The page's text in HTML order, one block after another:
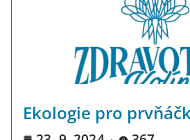
Ekologie pro